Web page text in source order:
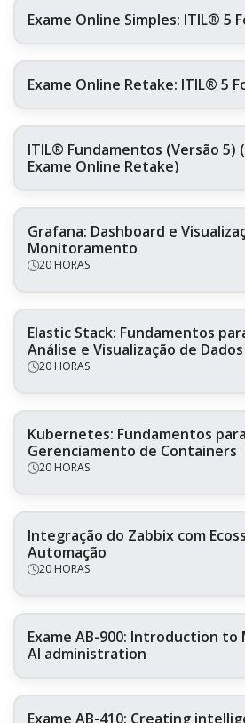
Exame Online Simples: ITIL® 5
Exame Online Retake: ITIL® 5
ITIL® Fundamentos (Versão 5)
Exame Online Retake)
Grafana: Dashboard e
Monitoramento
20 HORAS
Elastic Stack: Fundamentos
Análise e Visualização de Dados
20 HORAS
Kubernetes: Fundamentos
Gerenciamento de Containers
20 HORAS
Integração do Zabbix com
Automação
20 HORAS
Exame AB-900: Introduction to
AI administration
Exame AB-410: Creating